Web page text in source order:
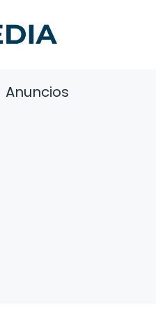
Anuncios